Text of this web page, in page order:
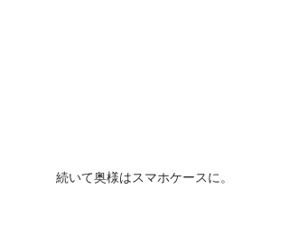
続いて奥様はスマホケースに。